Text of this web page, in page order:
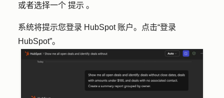
或者选择一个 提示 。
系统将提示您登录 HubSpot 账户。点击“登录
HubSpot”。